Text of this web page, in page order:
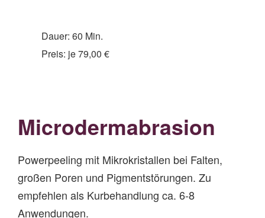
Dauer: 60 Min.
Preis: je 79,00 €
Microdermabrasion
Powerpeeling mit Mikrokristallen bei Falten,
großen Poren und Pigmentstörungen. Zu
empfehlen als Kurbehandlung ca. 6-8
Anwendungen.